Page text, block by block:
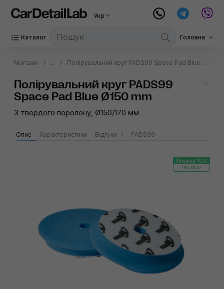
Укр
Каталог Головна
Магазин ... Полірувальний круг PADS99 Space Pad Blue Ø150 mm
Полірувальний круг PADS99
Space Pad Blue Ø150 mm
З твердого поролону, Ø150/170 мм
Опис Характеристики Відгуки 1 PADS99
Знижка 10%
189:38:37